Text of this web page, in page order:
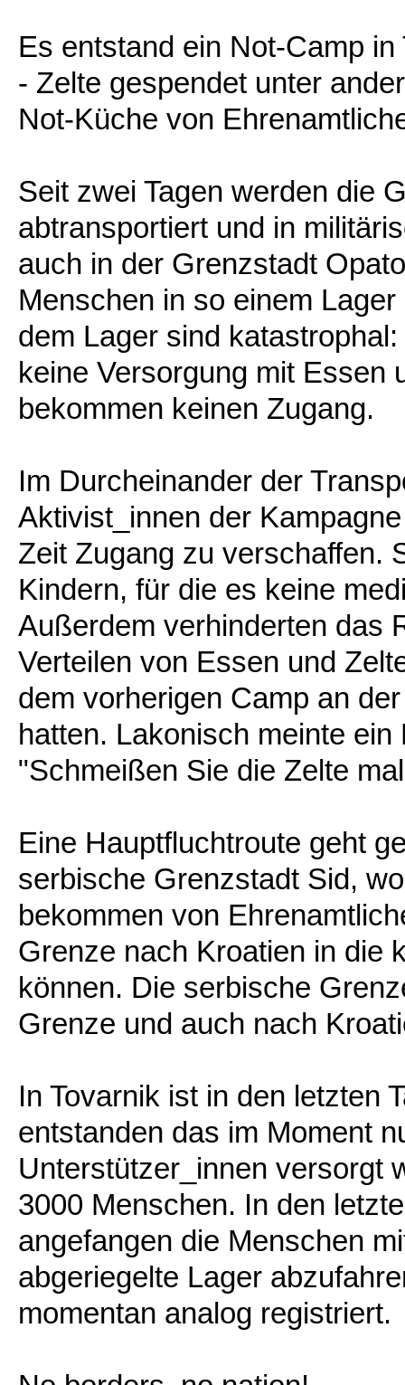
Es entstand ein Not-Camp
- Zelte gespendet unter
Not-Küche von
Seit zwei Tagen werden die
abtransportiert und in
auch in der Grenzstadt
Menschen in so einem
dem Lager sind
keine Versorgung mit Essen
bekommen keinen Zugang.
Im Durcheinander der
Aktivist_innen der
Zeit Zugang zu verschaffen.
Kindern, für die es keine
Außerdem verhinderten das
Verteilen von Essen und
dem vorherigen Camp an
hatten. Lakonisch meinte
"Schmeißen Sie die Zelte
Eine Hauptfluchtroute geht
serbische Grenzstadt Sid,
bekommen von
Grenze nach Kroatien in die
können. Die serbische
Grenze und auch nach
In Tovarnik ist in den letzten
entstanden das im Moment
Unterstützer_innen versorgt
3000 Menschen. In den
angefangen die Menschen
abgeriegelte Lager
momentan analog registriert.